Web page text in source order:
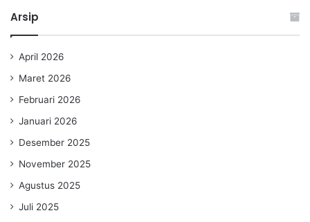
Arsip
April 2026
Maret 2026
Februari 2026
Januari 2026
Desember 2025
November 2025
Agustus 2025
Juli 2025